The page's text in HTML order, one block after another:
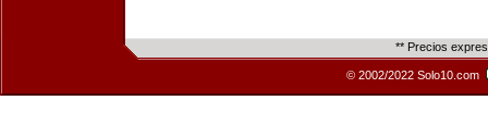
** Precios
© 2002/2022 Solo10.com